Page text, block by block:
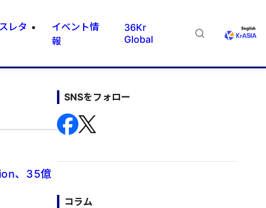
レタ
イベント情
報
36Kr
Global
、35億
SNSをフォロー
コラム